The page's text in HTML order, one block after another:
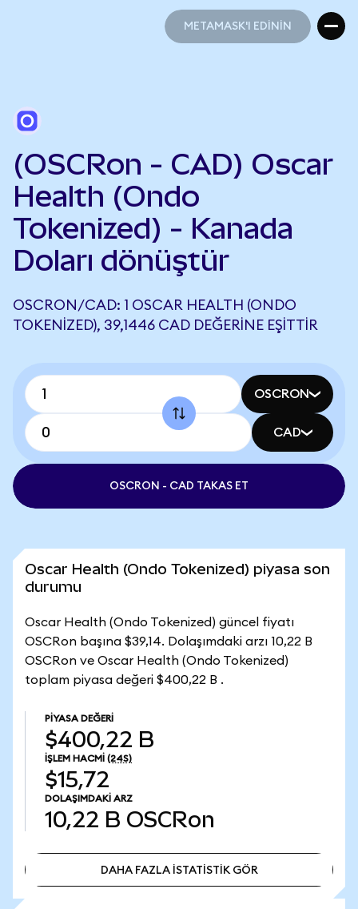
METAMASK'I EDİNİN
(OSCRon - CAD) Oscar
Health (Ondo
Tokenized) - Kanada
Doları dönüştür
OSCRON/CAD: 1 OSCAR HEALTH (ONDO
TOKENIZED), 39,1446 CAD DEĞERINE EŞITTIR
OSCRON
CAD
OSCRON - CAD TAKAS ET
Oscar Health (Ondo Tokenized) piyasa son
durumu
Oscar Health (Ondo Tokenized) güncel fiyatı
OSCRon başına $39,14. Dolaşımdaki arzı 10,22 B
OSCRon ve Oscar Health (Ondo Tokenized)
toplam piyasa değeri $400,22 B .
PIYASA DEĞERI
$400,22 B
İŞLEM HACMI (24S)
$15,72
DOLAŞIMDAKI ARZ
10,22 B OSCRon
DAHA FAZLA İSTATİSTİK GÖR